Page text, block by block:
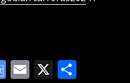
Google
Email
X